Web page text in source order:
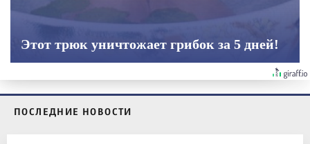
Этот трюк уничтожает грибок за 5 дней!
ПОСЛЕДНИЕ НОВОСТИ